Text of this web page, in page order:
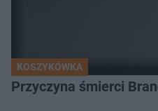
KOSZYKÓWKA
Przyczyna śmierci